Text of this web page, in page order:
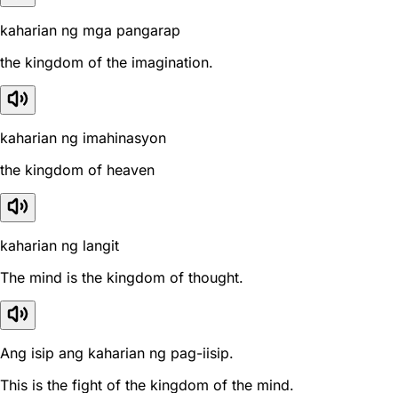
kaharian ng mga pangarap
the kingdom of the imagination.
kaharian ng imahinasyon
the kingdom of heaven
kaharian ng langit
The mind is the kingdom of thought.
Ang isip ang kaharian ng pag-iisip.
This is the fight of the kingdom of the mind.